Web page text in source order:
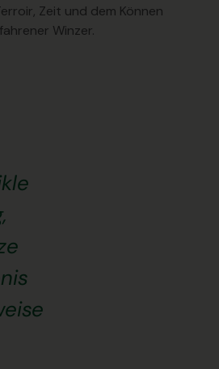
Zeit und dem Können
Winzer.